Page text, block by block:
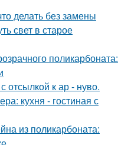
делать без замены
свет в старое
поликарбоната:
отсылкой к ар - нуво.
кухня - гостиная с
из поликарбоната: